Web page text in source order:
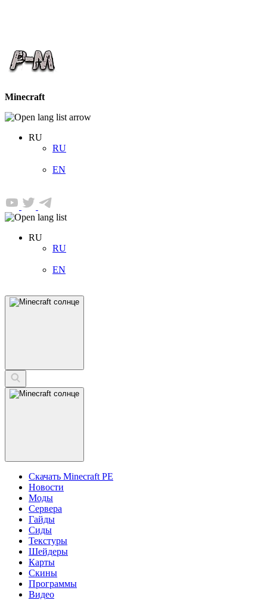
Minecraft
RU
RU
EN
RU
RU
EN
Скачать Minecraft PE
Новости
Моды
Сервера
Гайды
Сиды
Текстуры
Шейдеры
Карты
Скины
Программы
Видео